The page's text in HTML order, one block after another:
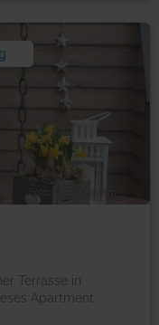
Foto: © booking.com
Terrasse in
Apartment